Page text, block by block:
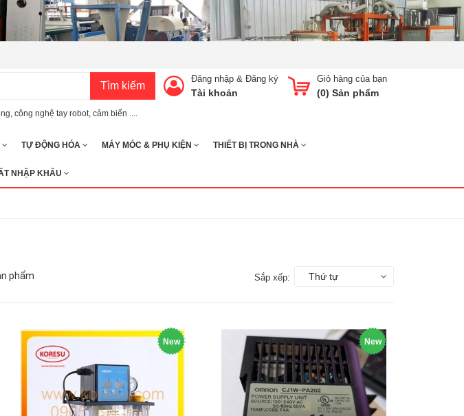
Tìm kiếm
công nghệ tay robot cảm biến ....
Giỏ hàng của bạn
(0) Sản phẩm
Đăng nhập & Đăng ký
Tài khoản
TỰ ĐỘNG HÓA MÁY MÓC & PHỤ KIỆN THIẾT BỊ TRONG NHÀ
NHẬP KHẨU
phẩm Sắp xếp: Thứ tự
New New